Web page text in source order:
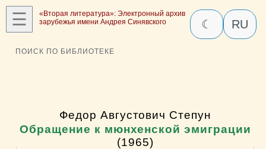
☰
«Вторая литература»: Электронный архив
зарубежья имени Андрея Синявского
☾ RU
ПОИСК ПО БИБЛИОТЕКЕ
Федор Августович Степун
Обращение к мюнхенской эмиграции
(1965)